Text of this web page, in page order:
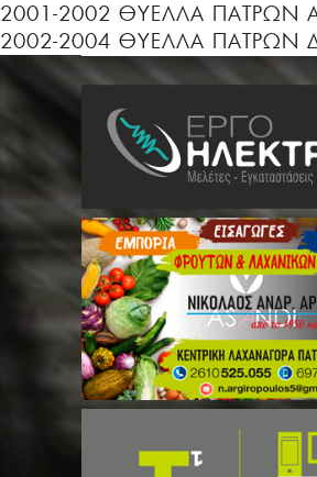
2001-2002 ΘΥΕΛΛΑ ΠΑΤΡΩΝ
2002-2004 ΘΥΕΛΛΑ ΠΑΤΡΩΝ